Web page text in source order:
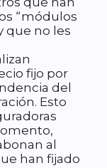
“módulos
que no les
fijo por
del
Esto
al
han fijado